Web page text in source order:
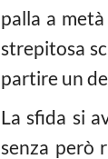
palla a
strepitosa
partire un
La sfida si
senza però